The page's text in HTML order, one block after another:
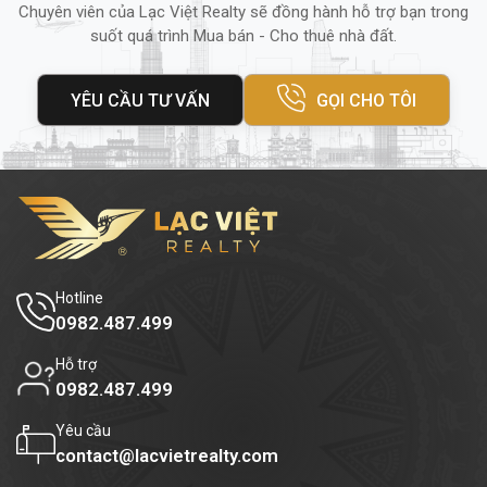
3. Tiện ích và dịch vụ
Tiện ích Halo Office
Chuyên viên của Lạc Việt Realty sẽ đồng hành hỗ trợ bạn trong
suốt quá trình Mua bán - Cho thuê nhà đất.
YÊU CẦU TƯ VẤN GỌI CHO TÔI
Hotline
0982.487.499
Hỗ trợ
0982.487.499
Yêu cầu
contact@lacvietrealty.com